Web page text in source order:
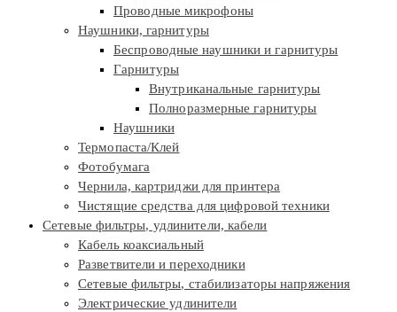
Проводные микрофоны
Наушники, гарнитуры
Беспроводные наушники и гарнитуры
Гарнитуры
Внутриканальные гарнитуры
Полноразмерные гарнитуры
Наушники
Термопаста/Клей
Фотобумага
Чернила, картриджи для принтера
Чистящие средства для цифровой техники
Сетевые фильтры, удлинители, кабели
Кабель коаксиальный
Разветвители и переходники
Сетевые фильтры, стабилизаторы напряжения
Электрические удлинители